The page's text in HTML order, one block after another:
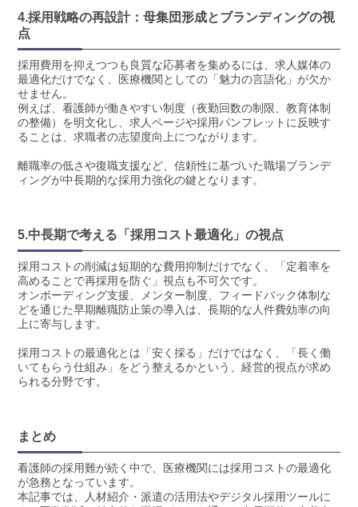
4.採用戦略の再設計：母集団形成とブランディングの視
点
採用費用を抑えつつも良質な応募者を集めるには、求人媒体の
最適化だけでなく、医療機関としての「魅力の言語化」が欠か
せません。
例えば、看護師が働きやすい制度（夜勤回数の制限、教育体制
の整備）を明文化し、求人ページや採用パンフレットに反映す
ることは、求職者の志望度向上につながります。
離職率の低さや復職支援など、信頼性に基づいた職場ブランデ
ィングが中長期的な採用力強化の鍵となります。
5.中長期で考える「採用コスト最適化」の視点
採用コストの削減は短期的な費用抑制だけでなく、「定着率を
高めることで再採用を防ぐ」視点も不可欠です。
オンボーディング支援、メンター制度、フィードバック体制な
どを通じた早期離職防止策の導入は、長期的な人件費効率の向
上に寄与します。
採用コストの最適化とは「安く採る」だけではなく、「長く働
いてもらう仕組み」をどう整えるかという、経営的視点が求め
られる分野です。
まとめ
看護師の採用難が続く中で、医療機関には採用コストの最適化
が急務となっています。
本記事では、人材紹介・派遣の活用法やデジタル採用ツールに